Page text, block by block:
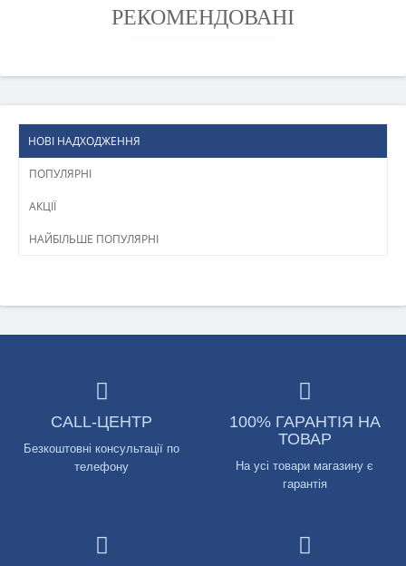
РЕКОМЕНДОВАНІ
НОВІ НАДХОДЖЕННЯ
ПОПУЛЯРНІ
АКЦІЇ
НАЙБІЛЬШЕ ПОПУЛЯРНІ
CALL-ЦЕНТР
Безкоштовні консультації по
телефону
100% ГАРАНТІЯ НА
ТОВАР
На усі товари магазину є
гарантія